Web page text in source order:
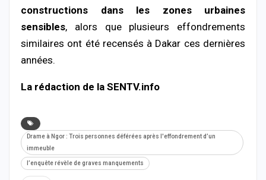
constructions dans les zones urbaines
sensibles, alors que plusieurs effondrements
similaires ont été recensés à Dakar ces dernières
années.
La rédaction de la SENTV.info
Drame à Ngor : Trois personnes déférées après l'effondrement d’un
immeuble
l’enquête révèle de graves manquements